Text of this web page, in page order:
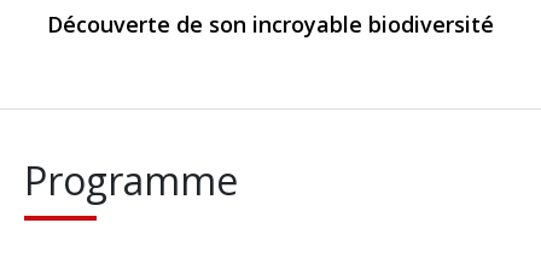
Découverte de son incroyable biodiversité
Programme